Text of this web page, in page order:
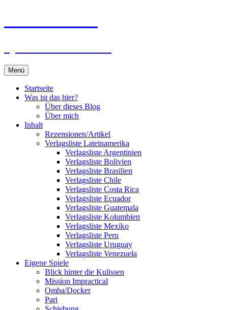
Menü
Startseite
Was ist das hier?
Über dieses Blog
Über mich
Inhalt
Rezensionen/Artikel
Verlagsliste Lateinamerika
Verlagsliste Argentinien
Verlagsliste Bolivien
Verlagsliste Brasilien
Verlagsliste Chile
Verlagsliste Costa Rica
Verlagsliste Ecuador
Verlagsliste Guatemala
Verlagsliste Kolumbien
Verlagsliste Mexiko
Verlagsliste Peru
Verlagsliste Uruguay
Verlagsliste Venezuela
Eigene Spiele
Blick hinter die Kulissen
Mission Impractical
Omba/Docker
Pari